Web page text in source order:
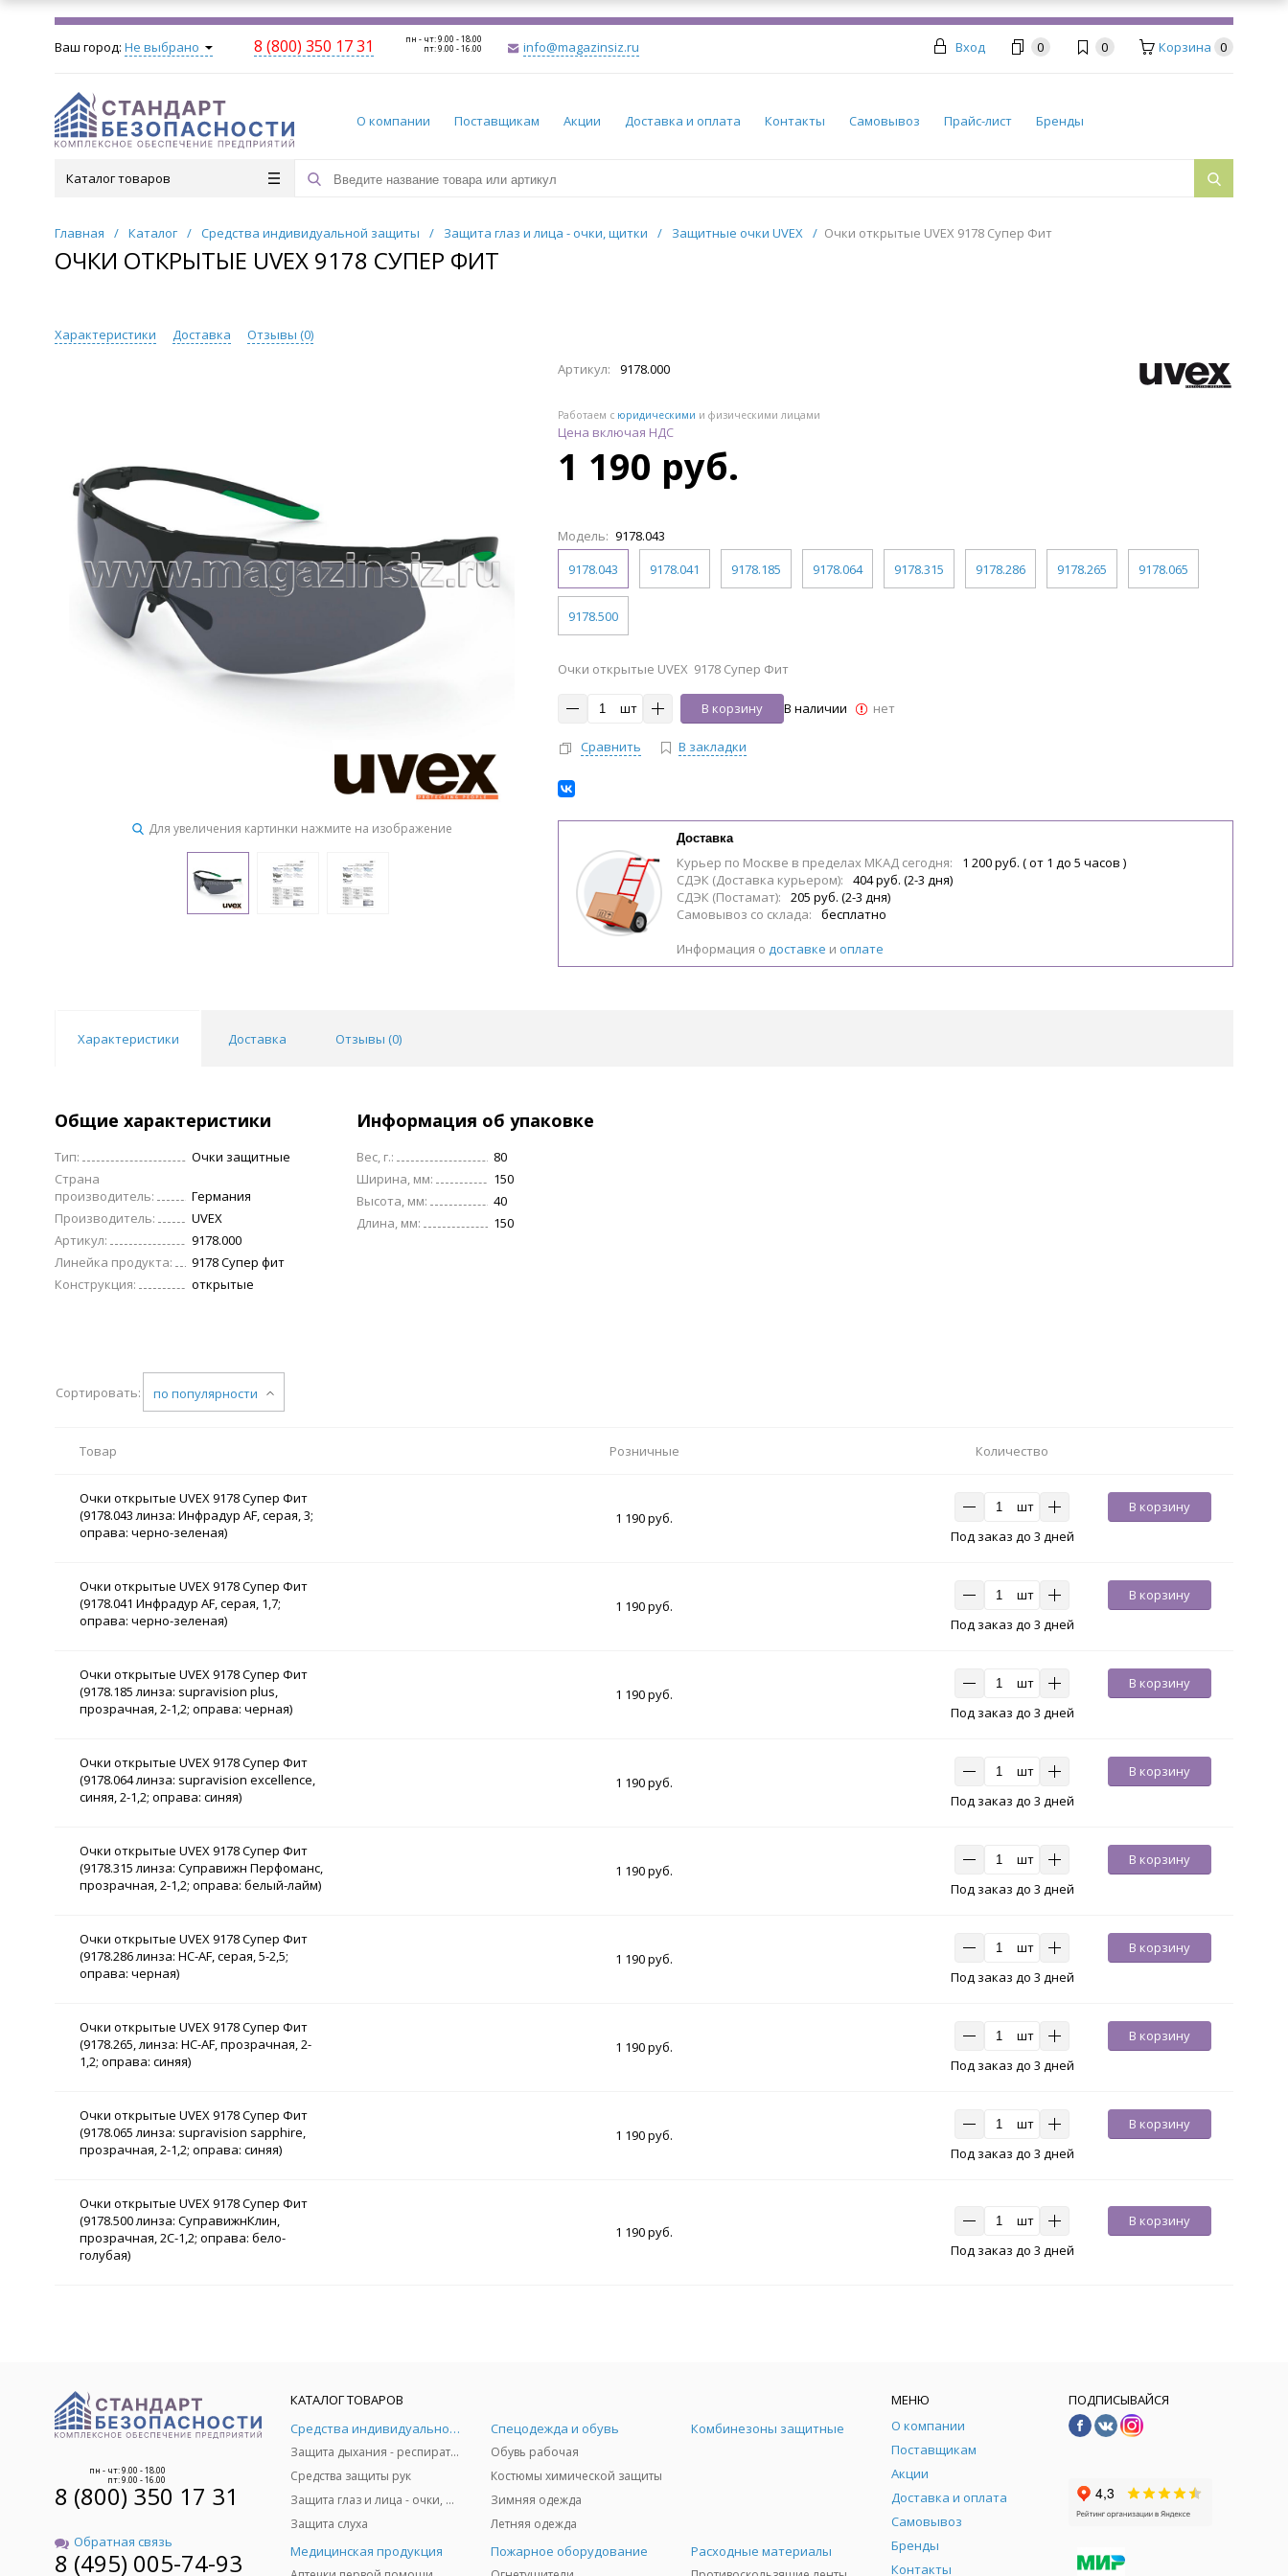
Ваш город: Не выбрано 8 (800) 350 17 31 пн - чт: 9.00 - 18.00
пт: 9.00 - 16.00 info@magazinsiz.ru Вход 0 0 Корзина 0
О компании Поставщикам Акции Доставка и оплата Контакты Самовывоз Прайс-лист Бренды
Каталог товаров
Главная / Каталог / Средства индивидуальной защиты / Защита глаз и лица - очки, щитки / Защитные очки UVEX / Очки открытые UVEX 9178 Супер Фит
ОЧКИ ОТКРЫТЫЕ UVEX 9178 СУПЕР ФИТ
Характеристики Доставка Отзывы (0)
Для увеличения картинки нажмите на изображение
Артикул: 9178.000
Работаем с юридическими и физическими лицами
Цена включая НДС
1 190 руб.
Модель: 9178.043
9178.043
9178.041 9178.185 9178.064 9178.315 9178.286 9178.265 9178.065
9178.500
Очки открытые UVEX 9178 Супер Фит
шт В корзину В наличии нет
Сравнить В закладки
Доставка
Курьер по Москве в пределах МКАД сегодня:
1 200 руб. ( от 1 до 5 часов )
СДЭК (Доставка курьером):
404 руб. (2-3 дня)
СДЭК (Постамат):
205 руб. (2-3 дня)
Самовывоз со склада:
бесплатно
Информация о доставке и оплате
Характеристики Доставка Отзывы (0)
Общие характеристики
Тип:
Очки защитные
Страна
производитель:
Германия
Производитель:
UVEX
Артикул:
9178.000
Линейка продукта:
9178 Супер фит
Конструкция:
открытые
Информация об упаковке
Вес, г.:
80
Ширина, мм:
150
Высота, мм:
40
Длина, мм:
150
Сортировать: по популярности
Товар Розничные Количество
Очки открытые UVEX 9178 Супер Фит
(9178.043 линза: Инфрадур AF, серая, 3;
оправа: черно-зеленая)
1 190 руб.
шт
В корзину
Под заказ до 3 дней
Очки открытые UVEX 9178 Супер Фит
(9178.041 Инфрадур AF, серая, 1,7;
оправа: черно-зеленая)
1 190 руб.
шт
В корзину
Под заказ до 3 дней
Очки открытые UVEX 9178 Супер Фит
(9178.185 линза: supravision plus,
прозрачная, 2-1,2; оправа: черная)
1 190 руб.
шт
В корзину
Под заказ до 3 дней
Очки открытые UVEX 9178 Супер Фит
(9178.064 линза: supravision excellence,
синяя, 2-1,2; оправа: синяя)
1 190 руб.
шт
В корзину
Под заказ до 3 дней
Очки открытые UVEX 9178 Супер Фит
(9178.315 линза: Суправижн Перфоманс,
прозрачная, 2-1,2; оправа: белый-лайм)
1 190 руб.
шт
В корзину
Под заказ до 3 дней
Очки открытые UVEX 9178 Супер Фит
(9178.286 линза: HC-AF, серая, 5-2,5;
оправа: черная)
1 190 руб.
шт
В корзину
Под заказ до 3 дней
Очки открытые UVEX 9178 Супер Фит
(9178.265, линза: HC-AF, прозрачная, 2-
1,2; оправа: синяя)
1 190 руб.
шт
В корзину
Под заказ до 3 дней
Очки открытые UVEX 9178 Супер Фит
(9178.065 линза: supravision sapphire,
прозрачная, 2-1,2; оправа: синяя)
1 190 руб.
шт
В корзину
Под заказ до 3 дней
Очки открытые UVEX 9178 Супер Фит
(9178.500 линза: СуправижнКлин,
прозрачная, 2С-1,2; оправа: бело-
голубая)
1 190 руб.
шт
В корзину
Под заказ до 3 дней
пн - чт: 9.00 - 18.00
пт: 9.00 - 16.00
8 (800) 350 17 31
Обратная связь
8 (495) 005-74-93
КАТАЛОГ ТОВАРОВ
Средства индивидуальной защиты
Защита дыхания - респираторы, противогазы, фильтры, дозиметры
Средства защиты рук
Защита глаз и лица - очки, щитки
Защита слуха
Спецодежда и обувь
Обувь рабочая
Костюмы химической защиты
Зимняя одежда
Летняя одежда
Комбинезоны защитные
Медицинская продукция Пожарное оборудование Расходные материалы
МЕНЮ
О компании
Поставщикам
Акции
Доставка и оплата
Самовывоз
Бренды
Контакты
ПОДПИСЫВАЙСЯ